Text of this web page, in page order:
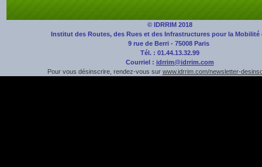
© IDRRIM 2018
Institut des Routes, des Rues et des Infrastructures pour la Mobilité
9 rue de Berri - 75008 Paris
Tél. : 01.44.13.32.99
Courriel : idrrim@idrrim.com
Pour vous désinscrire, rendez-vous sur www.idrrim.com/newsletter-